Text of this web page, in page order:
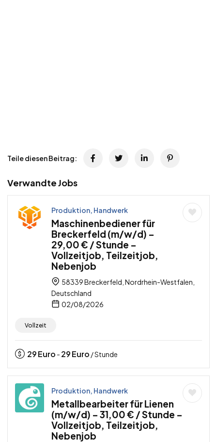
Teile diesen Beitrag:
Verwandte Jobs
Produktion, Handwerk
Maschinenbediener für
Breckerfeld (m/w/d) –
29,00 € / Stunde –
Vollzeitjob, Teilzeitjob,
Nebenjob
58339 Breckerfeld, Nordrhein-Westfalen,
Deutschland
02/08/2026
Vollzeit
29Euro - 29Euro / Stunde
Produktion, Handwerk
Metallbearbeiter für Lienen
(m/w/d) – 31,00 € / Stunde –
Vollzeitjob, Teilzeitjob,
Nebenjob